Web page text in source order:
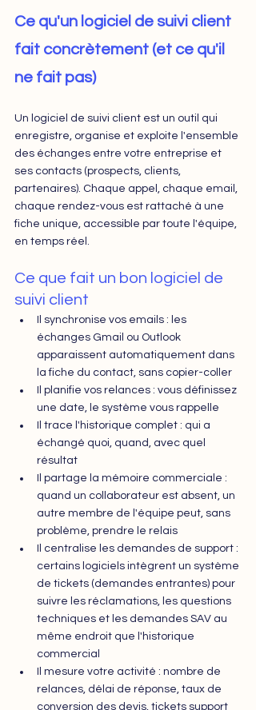
Ce qu'un logiciel de suivi client
fait concrètement (et ce qu'il
ne fait pas)
Un logiciel de suivi client est un outil qui
enregistre, organise et exploite l'ensemble
des échanges entre votre entreprise et
ses contacts (prospects, clients,
partenaires). Chaque appel, chaque email,
chaque rendez-vous est rattaché à une
fiche unique, accessible par toute l'équipe,
en temps réel.
Ce que fait un bon logiciel de
suivi client
Il synchronise vos emails : les
échanges Gmail ou Outlook
apparaissent automatiquement dans
la fiche du contact, sans copier-coller
Il planifie vos relances : vous définissez
une date, le système vous rappelle
Il trace l'historique complet : qui a
échangé quoi, quand, avec quel
résultat
Il partage la mémoire commerciale :
quand un collaborateur est absent, un
autre membre de l'équipe peut, sans
problème, prendre le relais
Il centralise les demandes de support :
certains logiciels intègrent un système
de tickets (demandes entrantes) pour
suivre les réclamations, les questions
techniques et les demandes SAV au
même endroit que l'historique
commercial
Il mesure votre activité : nombre de
relances, délai de réponse, taux de
conversion des devis, tickets support